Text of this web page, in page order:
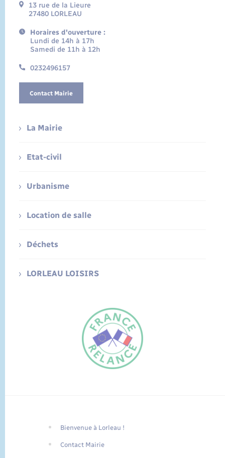
FR
13 rue de la Lieure
27480 LORLEAU
Horaires d'ouverture :
Lundi de 14h à 17h
Samedi de 11h à 12h
0232496157
Contact Mairie
La Mairie
Etat-civil
Urbanisme
Location de salle
Déchets
LORLEAU LOISIRS
Bienvenue à Lorleau !
Contact Mairie